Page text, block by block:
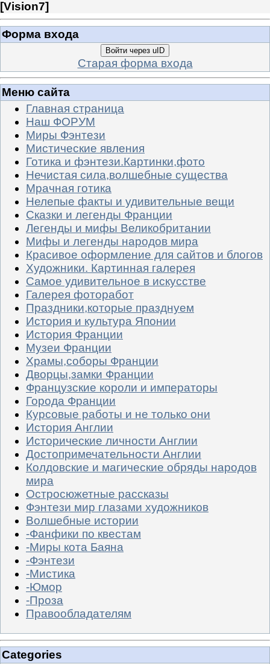
[Vision7]
Форма входа
Войти через uID
Старая форма входа
Меню сайта
Главная страница
Наш ФОРУМ
Миры Фэнтези
Мистические явления
Готика и фэнтези.Картинки,фото
Нечистая сила,волшебные существа
Мрачная готика
Нелепые факты и удивительные вещи
Сказки и легенды Франции
Легенды и мифы Великобритании
Мифы и легенды народов мира
Красивое оформление для сайтов и блогов
Художники. Картинная галерея
Самое удивительное в искусстве
Галерея фоторабот
Праздники,которые празднуем
История и культура Японии
История Франции
Музеи Франции
Храмы,соборы Франции
Дворцы,замки Франции
Французские короли и императоры
Города Франции
Курсовые работы и не только они
История Англии
Исторические личности Англии
Достопримечательности Англии
Колдовские и магические обряды народов
мира
Остросюжетные рассказы
Фэнтези мир глазами художников
Волшебные истории
-Фанфики по квестам
-Миры кота Баяна
-Фэнтези
-Мистика
-Юмор
-Проза
Правообладателям
Categories